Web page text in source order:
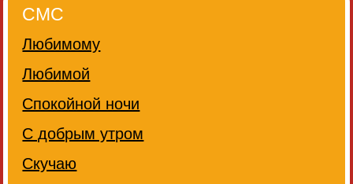
СМС
Любимому
Любимой
Спокойной ночи
С добрым утром
Скучаю